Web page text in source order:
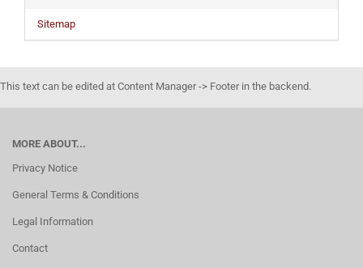
Sitemap
This text can be edited at Content Manager -> Footer in the backend.
MORE ABOUT...
Privacy Notice
General Terms & Conditions
Legal Information
Contact